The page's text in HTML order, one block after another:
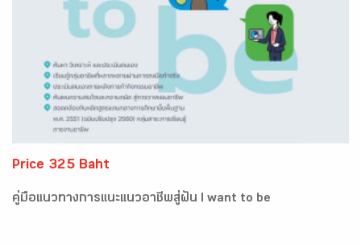
Price 325 Baht
คู่มือแนวทางการแนะแนวอาชีพสู่ฝัน I want to be